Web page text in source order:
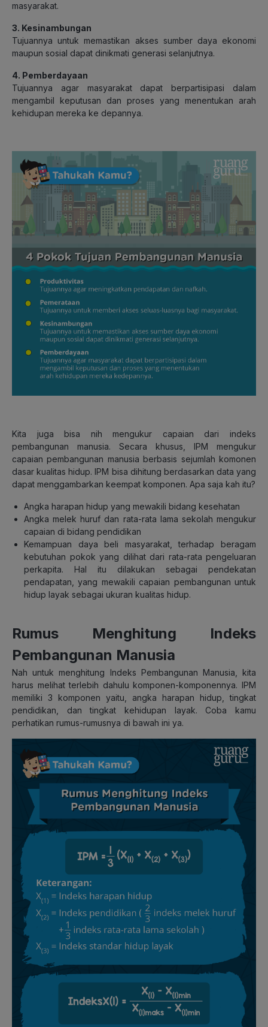
masyarakat.
3. Kesinambungan
Tujuannya untuk memastikan akses sumber daya ekonomi
maupun sosial dapat dinikmati generasi selanjutnya.
4. Pemberdayaan
Tujuannya agar masyarakat dapat berpartisipasi dalam
mengambil keputusan dan proses yang menentukan arah
kehidupan mereka ke depannya.
Kita juga bisa nih mengukur capaian dari indeks
pembangunan manusia. Secara khusus, IPM mengukur
capaian pembangunan manusia berbasis sejumlah komonen
dasar kualitas hidup. IPM bisa dihitung berdasarkan data yang
dapat menggambarkan keempat komponen. Apa saja kah itu?
Angka harapan hidup yang mewakili bidang kesehatan
Angka melek huruf dan rata-rata lama sekolah mengukur
capaian di bidang pendidikan
Kemampuan daya beli masyarakat, terhadap beragam
kebutuhan pokok yang dilihat dari rata-rata pengeluaran
perkapita. Hal itu dilakukan sebagai pendekatan
pendapatan, yang mewakili capaian pembangunan untuk
hidup layak sebagai ukuran kualitas hidup.
Rumus Menghitung Indeks
Pembangunan Manusia
Nah untuk menghitung Indeks Pembangunan Manusia, kita
harus melihat terlebih dahulu komponen-komponennya. IPM
memiliki 3 komponen yaitu, angka harapan hidup, tingkat
pendidikan, dan tingkat kehidupan layak. Coba kamu
perhatikan rumus-rumusnya di bawah ini ya.